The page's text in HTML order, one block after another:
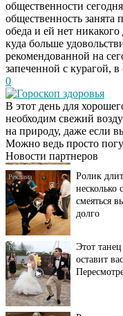
общественности
общественность занята
обеда и ей нет
куда больше
рекомендованной на
запеченной с курагой,
0
Гороскоп здоровья
В этот день для
необходим свежий
на природу, даже если
Можно ведь просто
Новости партнеров
Скрытая
пляже
люди
их не
несколько
смеяться
долго
оставит